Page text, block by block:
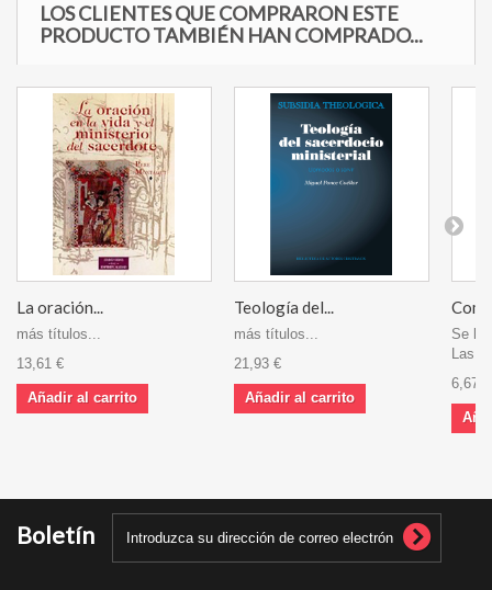
LOS CLIENTES QUE COMPRARON ESTE
PRODUCTO TAMBIÉN HAN COMPRADO...
La oración...
más títulos...
13,61 €
Añadir al carrito
Teología del...
más títulos...
21,93 €
Añadir al carrito
Se
Las
6,67 €
Boletín